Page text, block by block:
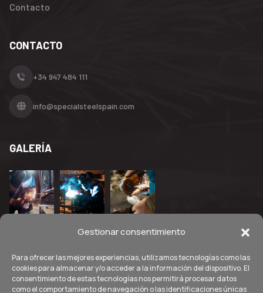
Gestionar consentimiento
Para ofrecer las mejores experiencias, utilizamos tecnologías como las
cookies para almacenar y/o acceder a la información del dispositivo. El
consentimiento de estas tecnologías nos permitirá procesar datos
como el comportamiento de navegación o las identificaciones únicas
Contacto
CONTACTO
+34 947 484 111
info@specialsteelspain.com
GALERÍA